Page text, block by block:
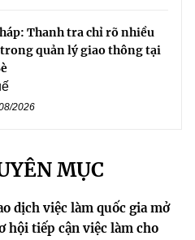
Thanh tra chỉ rõ nhiều
trong quản lý giao thông tại
2026
MỤC
dịch việc làm quốc gia mở
hội tiếp cận việc làm cho